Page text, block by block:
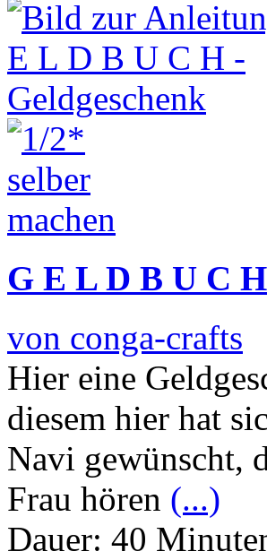
G E L D B U C
von conga-crafts
Hier eine
diesem hier hat
Navi gewünscht,
Frau hören (...)
Dauer: 40